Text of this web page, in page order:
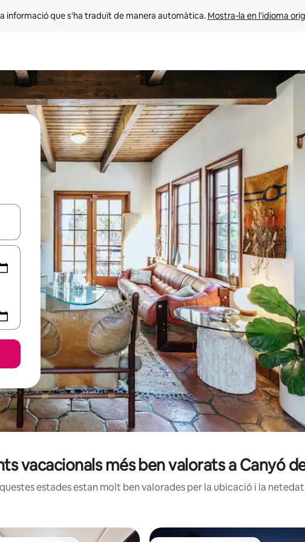
informació que s'ha traduït de manera automàtica. Mostra-la en l'idioma
hi a través de les tecles de les fletxes (amunt i avall), o bé fent un toc
vacacionals més ben valorats a Canyó
estades estan molt ben valorades per la ubicació i la